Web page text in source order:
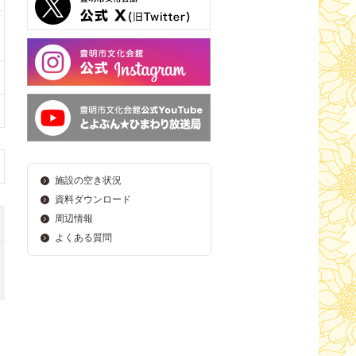
施設の空き状況
資料ダウンロード
周辺情報
よくある質問